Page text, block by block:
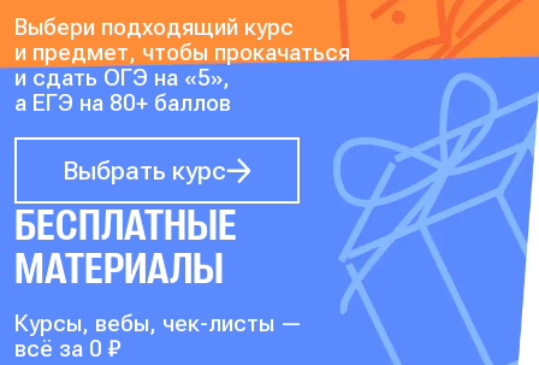
Выбери подходящий курс
и предмет, чтобы прокачаться
и сдать ОГЭ на «5»,
а ЕГЭ на 80+ баллов
Выбрать курс
БЕСПЛАТНЫЕ
МАТЕРИАЛЫ
Курсы, вебы, чек-листы —
всё за 0 ₽